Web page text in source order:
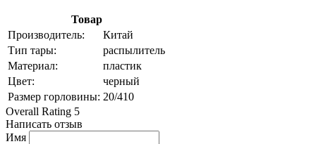
Товар
Производитель:
Китай
Тип тары:
распылитель
Материал:
пластик
Цвет:
черный
Размер горловины: 20/410
Overall Rating 5
Написать отзыв
Имя